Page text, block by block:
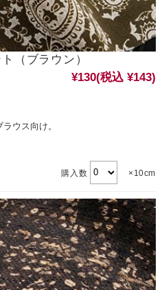
（ブラウン）
¥130(税込 ¥143)
ウス向け。
購入数 ×10cm